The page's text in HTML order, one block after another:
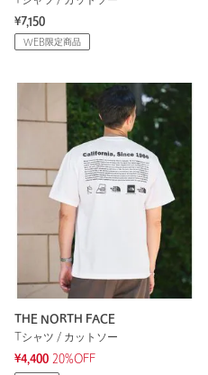
¥7,150
WEB限定商品
THE NORTH FACE
Tシャツ / カットソー
¥4,400 20%OFF